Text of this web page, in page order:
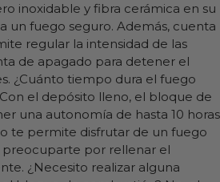
inoxidable y fibra cerámica en su
un fuego seguro. Además, cuenta
regular la intensidad de las
de apagado para detener el
¿Cuánto tiempo dura el fuego
el depósito lleno, el bloque de
una autonomía de hasta 10 horas
te permite disfrutar de un fuego
por rellenar el
¿Necesito realizar alguna